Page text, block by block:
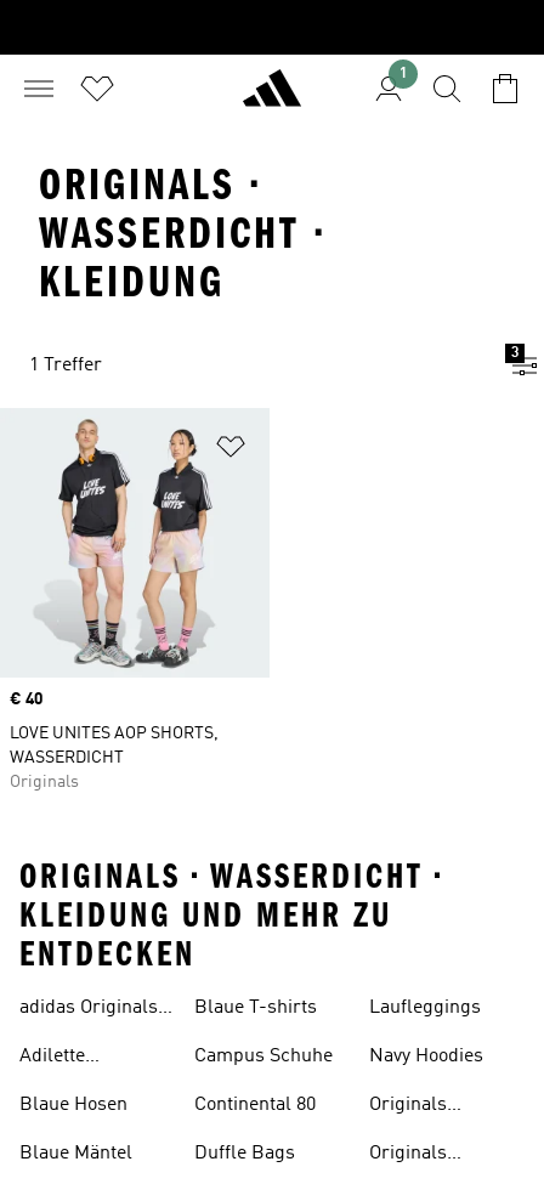
1
ORIGINALS ·
WASSERDICHT ·
KLEIDUNG
1 Treffer
3
Price
€ 40
LOVE UNITES AOP SHORTS,
WASSERDICHT
Originals
ORIGINALS • WASSERDICHT •
KLEIDUNG UND MEHR ZU
ENTDECKEN
adidas Originals
Adilette
Blaue Hosen
Blaue Mäntel
Blaue T-shirts
Campus Schuhe
Continental 80
Duffle Bags
Laufleggings
Navy Hoodies
Originals
Originals